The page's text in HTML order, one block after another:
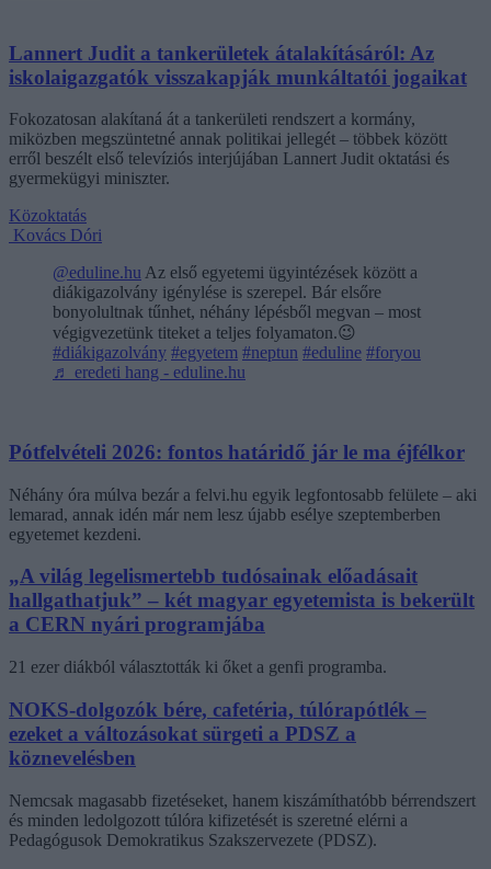
Lannert Judit a tankerületek átalakításáról: Az
iskolaigazgatók visszakapják munkáltatói jogaikat
Fokozatosan alakítaná át a tankerületi rendszert a kormány,
miközben megszüntetné annak politikai jellegét – többek között
erről beszélt első televíziós interjújában Lannert Judit oktatási és
gyermekügyi miniszter.
Közoktatás
Kovács Dóri
@eduline.hu Az első egyetemi ügyintézések között a
diákigazolvány igénylése is szerepel. Bár elsőre
bonyolultnak tűnhet, néhány lépésből megvan – most
végigvezetünk titeket a teljes folyamaton.😉
#diákigazolvány #egyetem #neptun #eduline #foryou
♬ eredeti hang - eduline.hu
Pótfelvételi 2026: fontos határidő jár le ma éjfélkor
Néhány óra múlva bezár a felvi.hu egyik legfontosabb felülete – aki
lemarad, annak idén már nem lesz újabb esélye szeptemberben
egyetemet kezdeni.
„A világ legelismertebb tudósainak előadásait
hallgathatjuk” – két magyar egyetemista is bekerült
a CERN nyári programjába
21 ezer diákból választották ki őket a genfi programba.
NOKS-dolgozók bére, cafetéria, túlórapótlék –
ezeket a változásokat sürgeti a PDSZ a
köznevelésben
Nemcsak magasabb fizetéseket, hanem kiszámíthatóbb bérrendszert
és minden ledolgozott túlóra kifizetését is szeretné elérni a
Pedagógusok Demokratikus Szakszervezete (PDSZ).